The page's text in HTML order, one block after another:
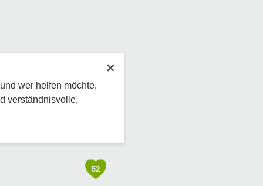
×
wer helfen möchte,
verständnisvolle,
52